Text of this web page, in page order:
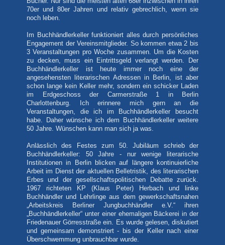
70er und 80er Jahren und relativ gebrechlich, wenn sie
noch leben.
Im Buchhändlerkeller funktioniert alles durch persönliches
Engagement der Vereinsmitglieder. So kommen etwa 2 bis
3 Veranstaltungen pro Woche zusammen. Um die Kosten
zu decken, muss ein Eintrittsgeld verlangt werden. Der
Buchhändlerkeller ist heute immer noch eine der
angesehensten literarischen Adressen in Berlin, ist aber
schon lange kein Keller mehr, sondern ein schicker Laden
im Erdgeschoss der Carmerstraße 1 in Berlin
Charlottenburg. Ich erinnere mich gern an die
Veranstaltungen, die ich im Buchhändlerkeller besucht
habe. Daher wünsche ich dem Buchhändlerkeller weitere
50 Jahre. Wünschen kann man sich ja was.
Anlässlich des Festes zum 50. Jubiläum schrieb der
Buchhändlerkeller: 50 Jahre - nur wenige literarische
Institutionen in Berlin blicken auf längere kontinuierliche
Arbeit im Dienst der aktuellen Belletristik, des literarischen
Erbes und der gesellschaftspolitischen Debatte zurück.
1967 richteten KP (Klaus Peter) Herbach und linke
Buchhändler und Lehrlinge aus dem gewerkschaftsnahen
„Arbeitskreis Berliner Jungbuchhändler e.V.“ ihren
„Buchhändlerkeller“ unter einer ehemaligen Bäckerei in der
Friedenauer Görresstraße ein. Es wurde gelesen, diskutiert
und gemeinsam demonstriert - bis der Keller nach einer
Überschwemmung unbrauchbar wurde.